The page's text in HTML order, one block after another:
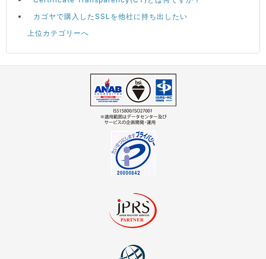
カゴヤで購入したSSLを他社に持ち出したい
上位カテゴリーへ